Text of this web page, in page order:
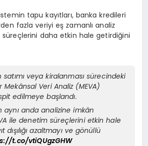
tapu kayıtları, banka kredileri
fazla veriyi eş zamanlı analiz
daha etkin hale getirdiğini
satımı veya kiralanması sürecindeki
Mekânsal Veri Analiz (MEVA)
edilmeye başlandı.
aynı anda analizine imkân
ile denetim süreçlerini etkin hale
dışılığı azaltmayı ve gönüllü
t.co/vtiQUgzGHW